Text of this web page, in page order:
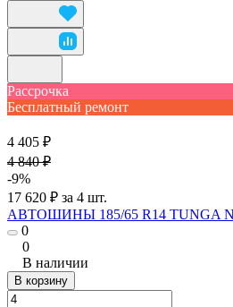
Рассрочка
Бесплатный ремонт
4 405 ₽
4 840 ₽
-9%
17 620 ₽ за 4 шт.
АВТОШИНЫ 185/65 R14 TUNGA
0
0
В наличии
В корзину